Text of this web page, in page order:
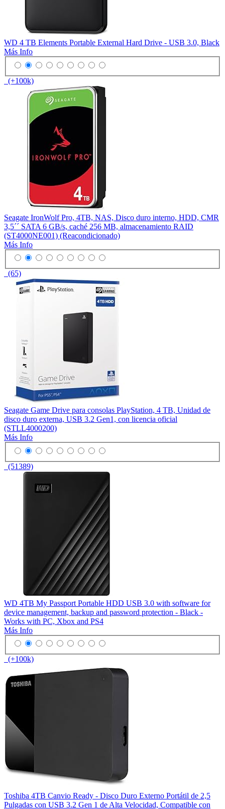
WD 4 TB Elements Portable External Hard Drive - USB 3.0, Black
Más Info
(+100k)
Seagate IronWolf Pro, 4TB, NAS, Disco duro interno, HDD, CMR
3,5´´ SATA 6 GB/s, caché 256 MB, almacenamiento RAID
(ST4000NE001) (Reacondicionado)
Más Info
(65)
Seagate Game Drive para consolas PlayStation, 4 TB, Unidad de
disco duro externa, USB 3.2 Gen1, con licencia oficial
(STLL4000200)
Más Info
(51389)
WD 4TB My Passport Portable HDD USB 3.0 with software for
device management, backup and password protection - Black -
Works with PC, Xbox and PS4
Más Info
(+100k)
Toshiba 4TB Canvio Ready - Disco Duro Externo Portátil de 2,5
Pulgadas con USB 3.2 Gen 1 de Alta Velocidad, Compatible con